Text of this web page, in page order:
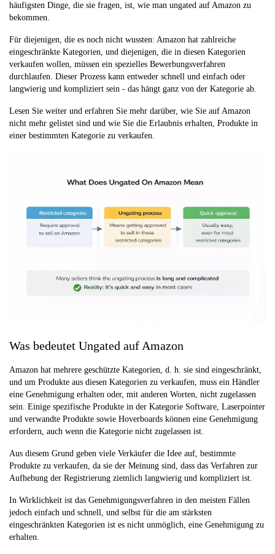
häufigsten Dinge, die sie fragen, ist, wie man ungated auf Amazon zu
bekommen.
Für diejenigen, die es noch nicht wussten: Amazon hat zahlreiche
eingeschränkte Kategorien, und diejenigen, die in diesen Kategorien
verkaufen wollen, müssen ein spezielles Bewerbungsverfahren
durchlaufen. Dieser Prozess kann entweder schnell und einfach oder
langwierig und kompliziert sein - das hängt ganz von der Kategorie ab.
Lesen Sie weiter und erfahren Sie mehr darüber, wie Sie auf Amazon
nicht mehr gelistet sind und wie Sie die Erlaubnis erhalten, Produkte in
einer bestimmten Kategorie zu verkaufen.
Was bedeutet Ungated auf Amazon
Amazon hat mehrere geschützte Kategorien, d. h. sie sind eingeschränkt,
und um Produkte aus diesen Kategorien zu verkaufen, muss ein Händler
eine Genehmigung erhalten oder, mit anderen Worten, nicht zugelassen
sein. Einige spezifische Produkte in der Kategorie Software, Laserpointer
und verwandte Produkte sowie Hoverboards können eine Genehmigung
erfordern, auch wenn die Kategorie nicht zugelassen ist.
Aus diesem Grund geben viele Verkäufer die Idee auf, bestimmte
Produkte zu verkaufen, da sie der Meinung sind, dass das Verfahren zur
Aufhebung der Registrierung ziemlich langwierig und kompliziert ist.
In Wirklichkeit ist das Genehmigungsverfahren in den meisten Fällen
jedoch einfach und schnell, und selbst für die am stärksten
eingeschränkten Kategorien ist es nicht unmöglich, eine Genehmigung zu
erhalten.